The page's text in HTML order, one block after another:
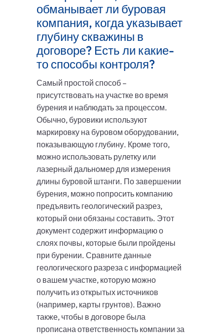
обманывает ли буровая
компания, когда указывает
глубину скважины в
договоре? Есть ли какие-
то способы контроля?
Самый простой способ –
присутствовать на участке во время
бурения и наблюдать за процессом.
Обычно, буровики используют
маркировку на буровом оборудовании,
показывающую глубину. Кроме того,
можно использовать рулетку или
лазерный дальномер для измерения
длины буровой штанги. По завершении
бурения, можно попросить компанию
предъявить геологический разрез,
который они обязаны составить. Этот
документ содержит информацию о
слоях почвы, которые были пройдены
при бурении. Сравните данные
геологического разреза с информацией
о вашем участке, которую можно
получить из открытых источников
(например, карты грунтов). Важно
также, чтобы в договоре была
прописана ответственность компании за